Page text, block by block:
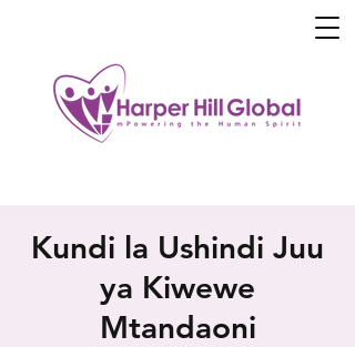
Kundi la Ushindi Juu
ya Kiwewe
Mtandaoni